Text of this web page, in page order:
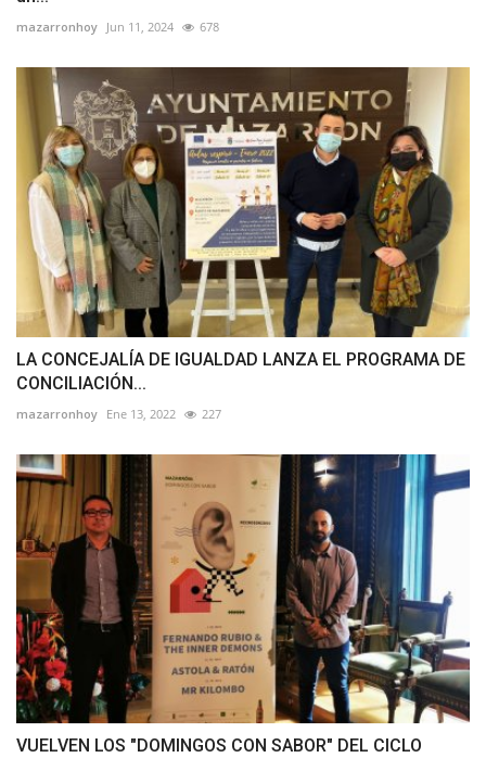
mazarronhoy Jun 11, 2024 678
LA CONCEJALÍA DE IGUALDAD LANZA EL PROGRAMA DE
CONCILIACIÓN...
mazarronhoy Ene 13, 2022 227
VUELVEN LOS "DOMINGOS CON SABOR" DEL CICLO